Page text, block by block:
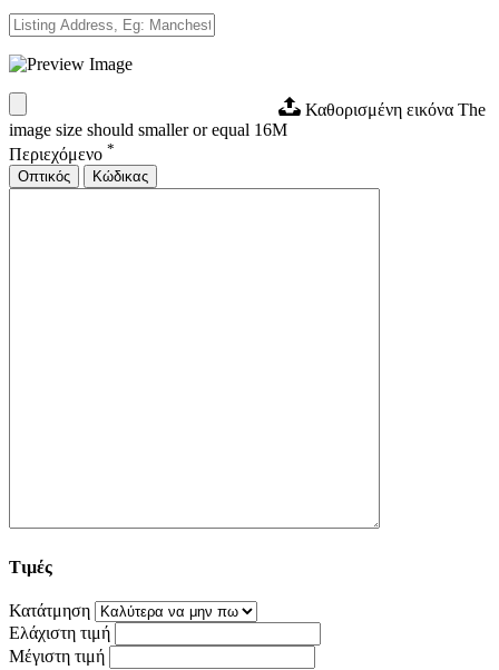
Καθορισμένη εικόνα The
image size should smaller or equal 16M
Περιεχόμενο *
Οπτικός
Κώδικας
Τιμές
Κατάτμηση
Ελάχιστη τιμή
Μέγιστη τιμή